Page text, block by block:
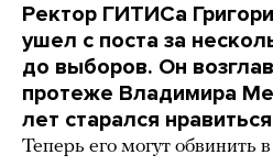
Ректор ГИТИСа
ушел с поста за
до выборов. Он
протеже Владимира
лет старался
Теперь его могут обвинить